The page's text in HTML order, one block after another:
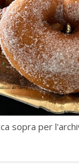
sopra per